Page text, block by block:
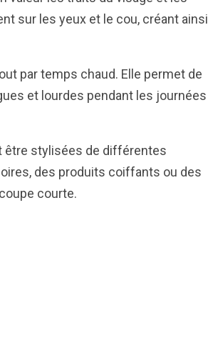
sur les yeux et le cou, créant ainsi
par temps chaud. Elle permet de
et lourdes pendant les journées
être stylisées de différentes
des produits coiffants ou des
courte.